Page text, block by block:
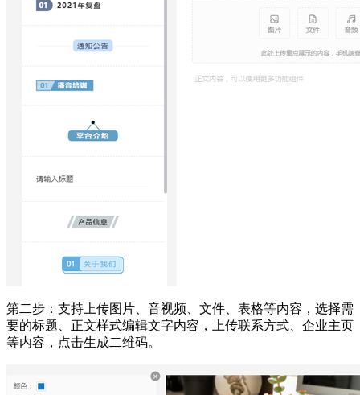
第二步：支持上传图片、音视频、文件、表格等内容，选择需
要的标题、正文样式编辑文字内容，上传联系方式、企业主页
等内容，点击生成二维码。